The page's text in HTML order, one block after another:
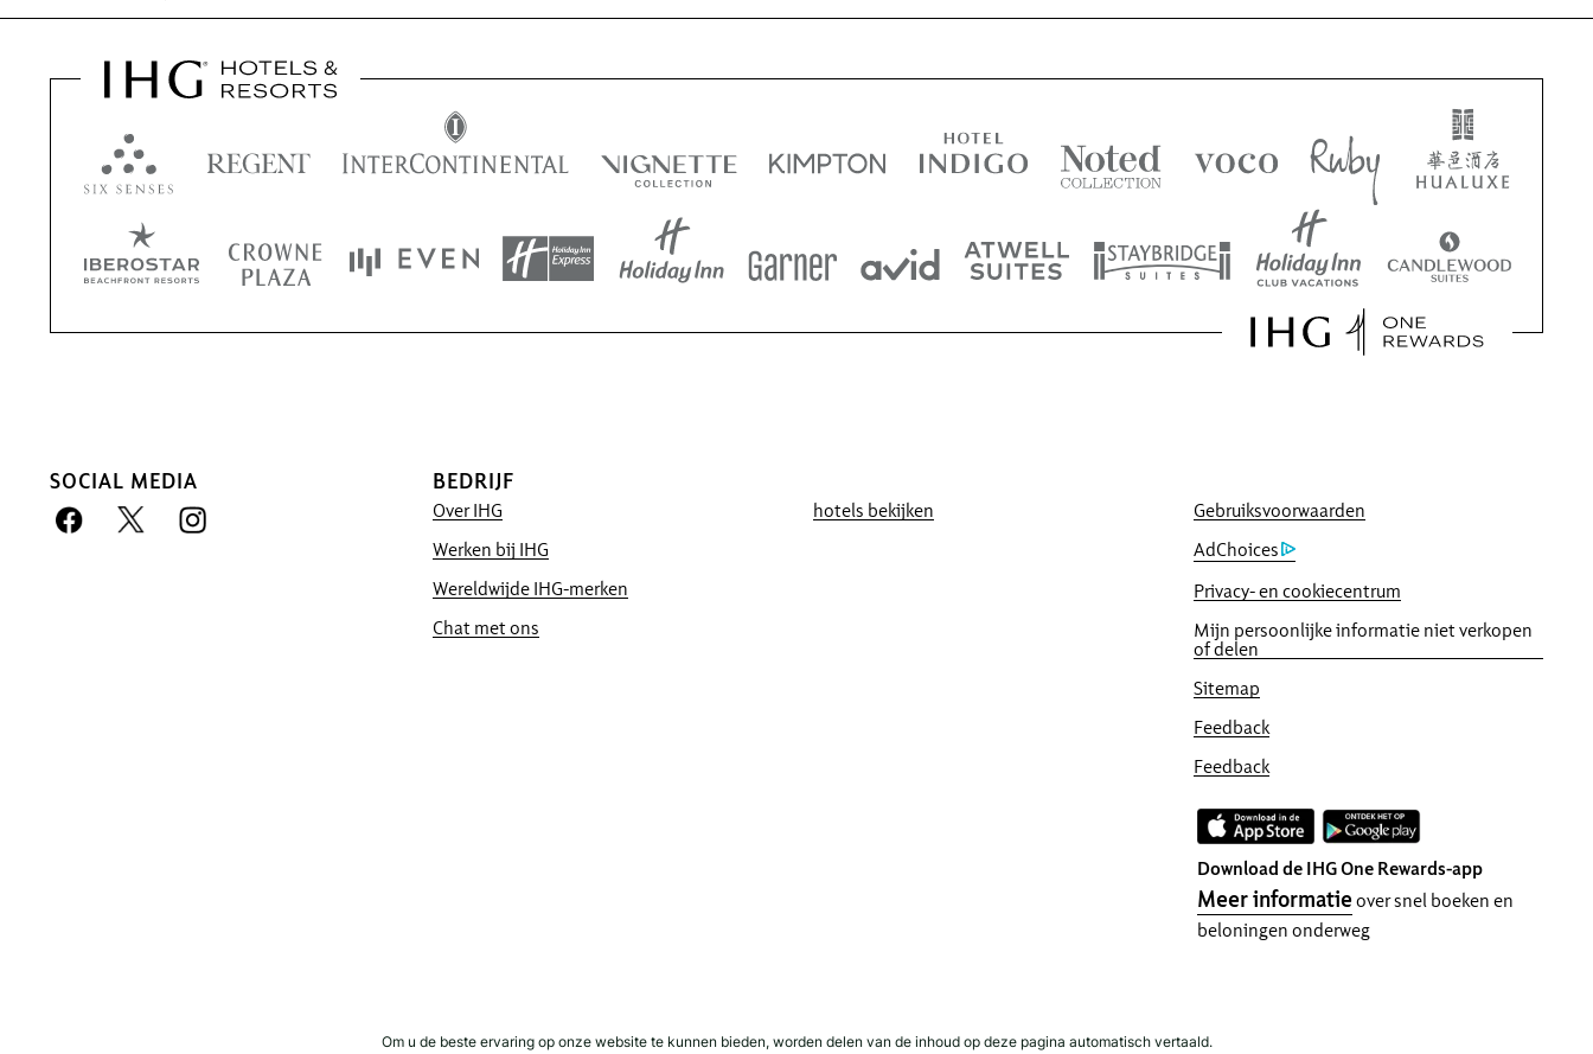
SOCIAL MEDIA BEDRIJF
Over IHG
Werken bij IHG
Wereldwijde IHG-merken
Chat met ons
hotels bekijken
Gebruiksvoorwaarden
AdChoices
Privacy- en cookiecentrum
Mijn persoonlijke informatie niet verkopen
of delen
Sitemap
Feedback
Feedback
Download de IHG One Rewards-app
Meer informatieover snel boeken en
beloningen onderweg
Wij beloven u de laagst beschikbare prijs online, of we geven u vijf keer de IHG® One Rewards-punten, tot een maximum van 40,000punten.
IHG neemt uw privacy zeer serieus en doet er alles aan om u te beschermen. Alle persoonlijke gegevens die u invoert, worden versleuteld en
Om u de beste ervaring op onze website te kunnen bieden, worden delen van de inhoud op deze pagina automatisch vertaald.